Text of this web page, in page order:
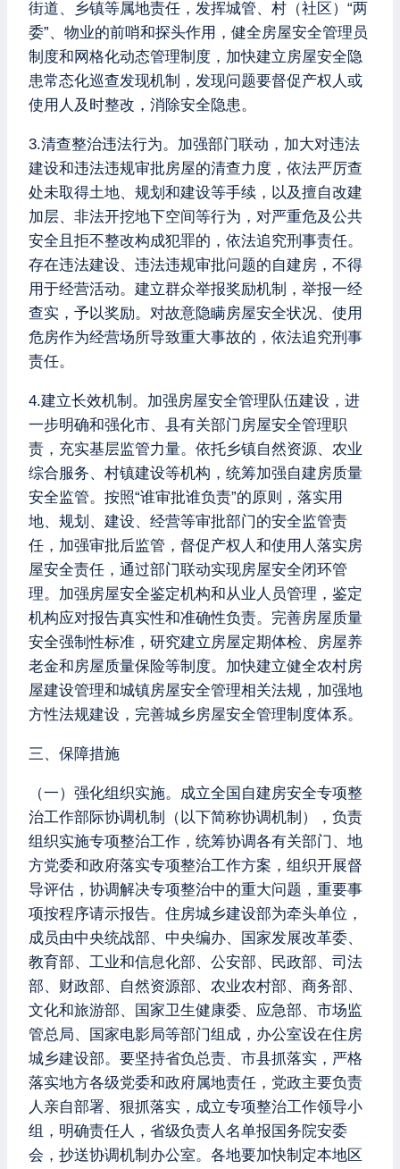
街道、乡镇等属地责任，发挥城管、村（社区）“两
委”、物业的前哨和探头作用，健全房屋安全管理员
制度和网格化动态管理制度，加快建立房屋安全隐
患常态化巡查发现机制，发现问题要督促产权人或
使用人及时整改，消除安全隐患。
3.清查整治违法行为。加强部门联动，加大对违法
建设和违法违规审批房屋的清查力度，依法严厉查
处未取得土地、规划和建设等手续，以及擅自改建
加层、非法开挖地下空间等行为，对严重危及公共
安全且拒不整改构成犯罪的，依法追究刑事责任。
存在违法建设、违法违规审批问题的自建房，不得
用于经营活动。建立群众举报奖励机制，举报一经
查实，予以奖励。对故意隐瞒房屋安全状况、使用
危房作为经营场所导致重大事故的，依法追究刑事
责任。
4.建立长效机制。加强房屋安全管理队伍建设，进
一步明确和强化市、县有关部门房屋安全管理职
责，充实基层监管力量。依托乡镇自然资源、农业
综合服务、村镇建设等机构，统筹加强自建房质量
安全监管。按照“谁审批谁负责”的原则，落实用
地、规划、建设、经营等审批部门的安全监管责
任，加强审批后监管，督促产权人和使用人落实房
屋安全责任，通过部门联动实现房屋安全闭环管
理。加强房屋安全鉴定机构和从业人员管理，鉴定
机构应对报告真实性和准确性负责。完善房屋质量
安全强制性标准，研究建立房屋定期体检、房屋养
老金和房屋质量保险等制度。加快建立健全农村房
屋建设管理和城镇房屋安全管理相关法规，加强地
方性法规建设，完善城乡房屋安全管理制度体系。
三、保障措施
（一）强化组织实施。成立全国自建房安全专项整
治工作部际协调机制（以下简称协调机制），负责
组织实施专项整治工作，统筹协调各有关部门、地
方党委和政府落实专项整治工作方案，组织开展督
导评估，协调解决专项整治中的重大问题，重要事
项按程序请示报告。住房城乡建设部为牵头单位，
成员由中央统战部、中央编办、国家发展改革委、
教育部、工业和信息化部、公安部、民政部、司法
部、财政部、自然资源部、农业农村部、商务部、
文化和旅游部、国家卫生健康委、应急部、市场监
管总局、国家电影局等部门组成，办公室设在住房
城乡建设部。要坚持省负总责、市县抓落实，严格
落实地方各级党委和政府属地责任，党政主要负责
人亲自部署、狠抓落实，成立专项整治工作领导小
组，明确责任人，省级负责人名单报国务院安委
会，抄送协调机制办公室。各地要加快制定本地区